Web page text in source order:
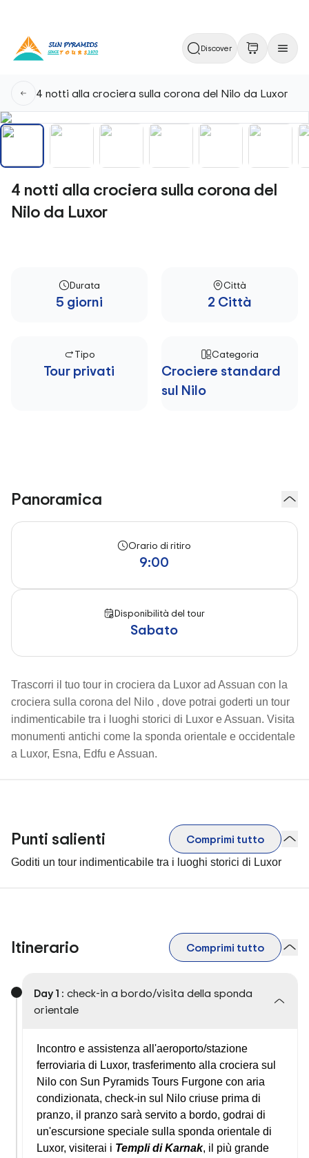
Discover
4 notti alla crociera sulla corona del Nilo da Luxor
4 notti alla crociera sulla corona del
Nilo da Luxor
Durata
5 giorni
Città
2 Città
Tipo
Tour privati
Categoria
Crociere standard
sul Nilo
Panoramica
Orario di ritiro
9:00
Disponibilità del tour
Sabato
Trascorri il tuo tour in crociera da Luxor ad Assuan con la
crociera sulla corona del Nilo , dove potrai goderti un tour
indimenticabile tra i luoghi storici di Luxor e Assuan. Visita
monumenti antichi come la sponda orientale e occidentale
a Luxor, Esna, Edfu e Assuan.
Punti salienti Comprimi tutto
Goditi un tour indimenticabile tra i luoghi storici di Luxor
Itinerario Comprimi tutto
Day 1 : check-in a bordo/visita della sponda
orientale
Incontro e assistenza all'aeroporto/stazione
ferroviaria di Luxor, trasferimento alla crociera sul
Nilo con Sun Pyramids Tours Furgone con aria
condizionata, check-in sul Nilo criuse prima di
pranzo, il pranzo sarà servito a bordo, godrai di
un'escursione speciale sulla sponda orientale di
Luxor, visiterai i Templi di Karnak, il più grande